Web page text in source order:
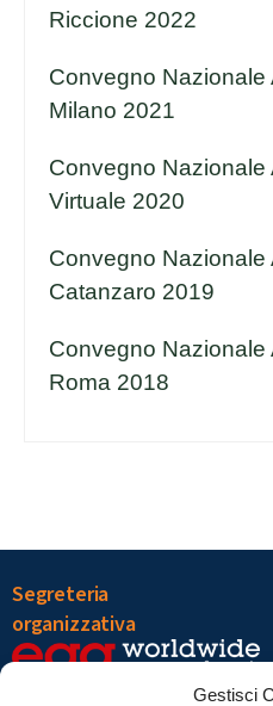
Gestisci
Riccione 2022
Convegno Nazionale
Milano 2021
Convegno Nazionale
Virtuale 2020
Convegno Nazionale
Catanzaro 2019
Convegno Nazionale
Roma 2018
Segreteria
organizzativa